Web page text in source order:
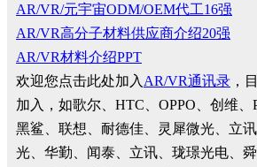
AR/VR/元宇宙ODM/OEM代工16强
AR/VR高分子材料供应商介绍20强
AR/VR材料介绍PPT
欢迎您点击此处加入 AR/VR通讯录 ，
加入，如歌尔、HTC、OPPO、创维、
黑鲨、联想、耐德佳、灵犀微光、立
光、华勤、闻泰、立讯、珑璟光电、